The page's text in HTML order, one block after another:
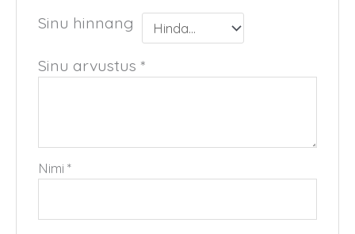
Sinu hinnang
Sinu arvustus *
Nimi*